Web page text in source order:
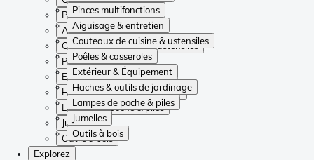
Pinces multifonctions
Aiguisage & entretien
Couteaux de cuisine & ustensiles
Poêles & casseroles
Extérieur & Équipement
Haches & outils de jardinage
Lampes de poche & piles
Jumelles
Outils à bois
Pinces multifonctions
Aiguisage & entretien
Couteaux de cuisine & ustensiles
Poêles & casseroles
Extérieur & Équipement
Haches & outils de jardinage
Lampes de poche & piles
Jumelles
Outils à bois
Explorez